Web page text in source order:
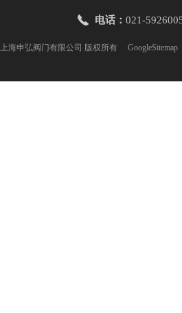
电话： 021-
上海申弘阀门有限公司 版权所有 GoogleSitemap